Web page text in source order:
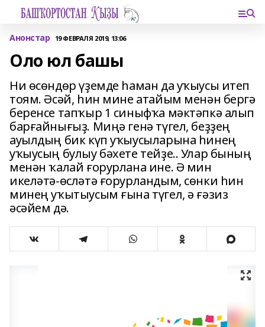
Анонстар 19 ФЕВРАЛЯ 2019, 13:06
Оло юл башы
Ни өсөндөр үҙемде һаман да уҡыусы итеп
тоям. Әсәй, һин мине атайым менән бергә
беренсе тапҡыр 1 синыфҡа мәктәпкә алып
барғайнығыҙ. Миңә генә түгел, беҙҙең
ауылдың бик күп уҡыусыларына һинең
уҡыусың булыу бәхете тейҙе.. Улар бының
менән ҡалай ғорурлана ине. Ә мин
икеләтә-өсләтә ғорурландым, сөнки һин
минең уҡытыусым ғына түгел, ә ғәзиз
әсәйем дә.